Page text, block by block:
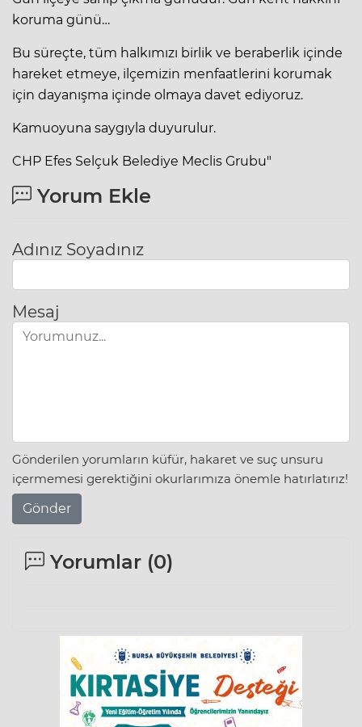
koruma günü…
Bu süreçte, tüm halkımızı birlik ve beraberlik içinde
hareket etmeye, ilçemizin menfaatlerini korumak
için dayanışma içinde olmaya davet ediyoruz.
Kamuoyuna saygıyla duyurulur.
CHP Efes Selçuk Belediye Meclis Grubu"
Yorum Ekle
Adınız Soyadınız
Mesaj
Gönderilen yorumların küfür, hakaret ve suç unsuru
içermemesi gerektiğini okurlarımıza önemle hatırlatırız!
Gönder
Yorumlar (0)